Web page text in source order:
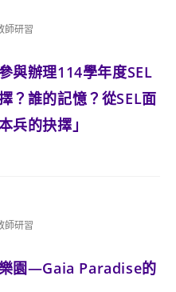
師研習
與辦理114學年度SEL
？誰的記憶？從SEL面
兵的抉擇」
師研習
樂園—Gaia Paradise的